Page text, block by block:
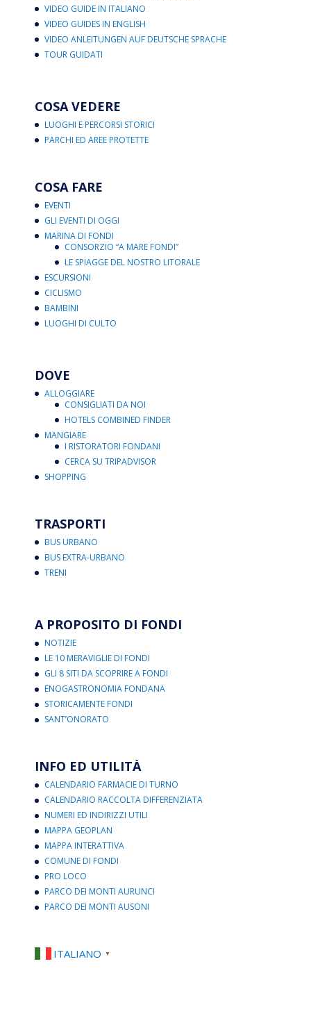
VIDEO GUIDE IN ITALIANO
VIDEO GUIDES IN ENGLISH
VIDEO ANLEITUNGEN AUF DEUTSCHE SPRACHE
TOUR GUIDATI
COSA VEDERE
LUOGHI E PERCORSI STORICI
PARCHI ED AREE PROTETTE
COSA FARE
EVENTI
GLI EVENTI DI OGGI
MARINA DI FONDI
CONSORZIO “A MARE FONDI”
LE SPIAGGE DEL NOSTRO LITORALE
ESCURSIONI
CICLISMO
BAMBINI
LUOGHI DI CULTO
DOVE
ALLOGGIARE
CONSIGLIATI DA NOI
HOTELS COMBINED FINDER
MANGIARE
I RISTORATORI FONDANI
CERCA SU TRIPADVISOR
SHOPPING
TRASPORTI
BUS URBANO
BUS EXTRA-URBANO
TRENI
A PROPOSITO DI FONDI
NOTIZIE
LE 10 MERAVIGLIE DI FONDI
GLI 8 SITI DA SCOPRIRE A FONDI
ENOGASTRONOMIA FONDANA
STORICAMENTE FONDI
SANT’ONORATO
INFO ED UTILITÀ
CALENDARIO FARMACIE DI TURNO
CALENDARIO RACCOLTA DIFFERENZIATA
NUMERI ED INDIRIZZI UTILI
MAPPA GEOPLAN
MAPPA INTERATTIVA
COMUNE DI FONDI
PRO LOCO
PARCO DEI MONTI AURUNCI
PARCO DEI MONTI AUSONI
ITALIANO ▼